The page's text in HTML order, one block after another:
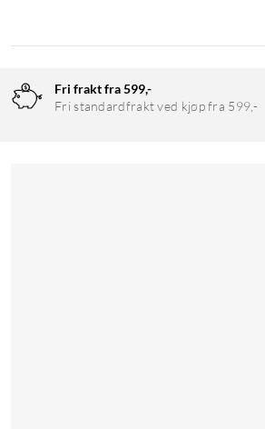
Fri frakt fra 599,-
Fri standardfrakt ved kjøp fra 599,-